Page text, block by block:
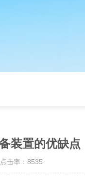
装置的优缺点
击率：8535